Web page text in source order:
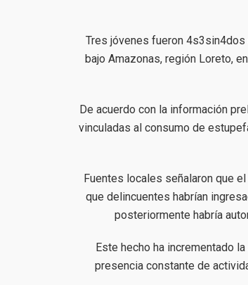
Tres jóvenes fueron 4s3sin4dos
bajo Amazonas, región Loreto,
De acuerdo con la información
vinculadas al consumo de
Fuentes locales señalaron que
que delincuentes habrían
posteriormente habría
Este hecho ha incrementado
presencia constante de